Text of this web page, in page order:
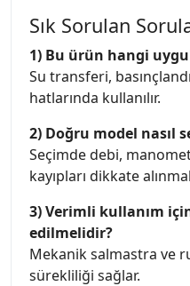
Sık Sorulan
1) Bu ürün hangi
Su transferi,
hatlarında kullanılır.
2) Doğru model nasıl
Seçimde debi,
kayıpları dikkate
3) Verimli kullanım
edilmelidir?
Mekanik salmastra ve
sürekliliği sağlar.